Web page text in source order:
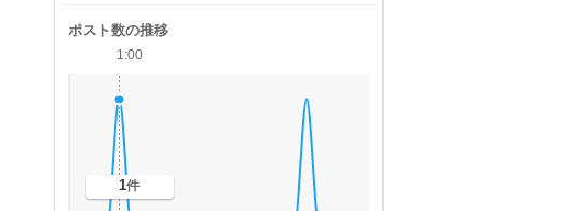
ポスト数の推移
1:00
1件